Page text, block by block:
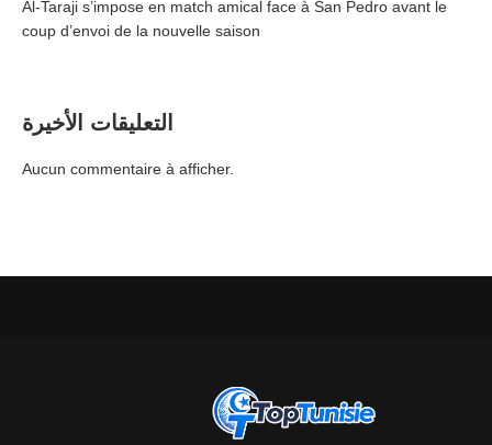
Al-Taraji s’impose en match amical face à San Pedro avant le
coup d’envoi de la nouvelle saison
التعليقات الأخيرة
Aucun commentaire à afficher.